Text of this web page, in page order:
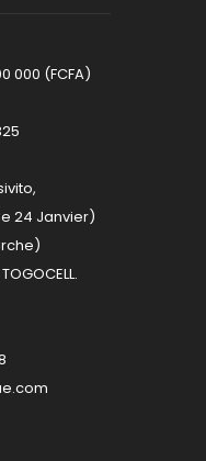
000 (FCFA)
24 Janvier)